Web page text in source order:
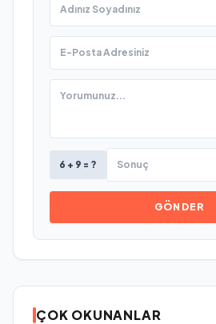
6 + 9 = ?
GÖNDER
ÇOK OKUNANLAR